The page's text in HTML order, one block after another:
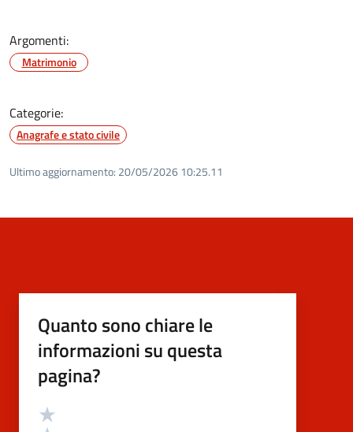
Argomenti:
Matrimonio
Categorie:
Anagrafe e stato civile
Ultimo aggiornamento: 20/05/2026 10:25.11
Quanto sono chiare le
informazioni su questa
pagina?
Valutazione